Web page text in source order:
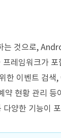
는 것으로,
레임워크가 포
한 이벤트 검색
현황 관리 등
양한 기능이